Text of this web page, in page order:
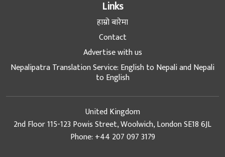
Links
हाम्रो बारेमा
Contact
Advertise with us
Nepalipatra Translation Service: English to Nepali and Nepali
to English
United Kingdom
2nd Floor 115-123 Powis Street, Woolwich, London SE18 6JL
Phone: +44 207 097 3179